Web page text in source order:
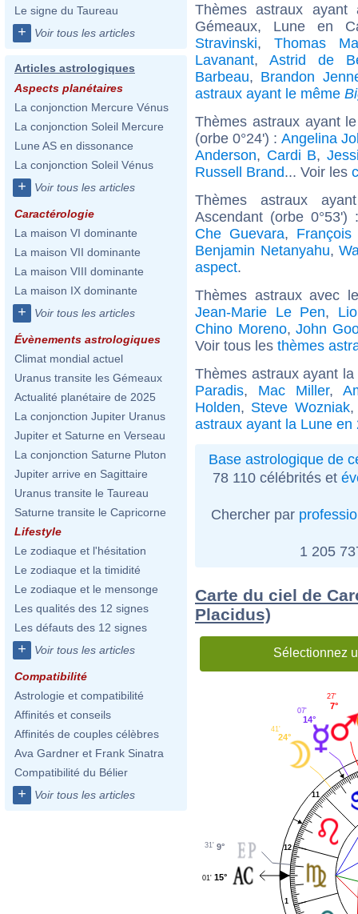
Le signe du Taureau
+ Voir tous les articles
Articles astrologiques
Aspects planétaires
La conjonction Mercure Vénus
La conjonction Soleil Mercure
Lune AS en dissonance
La conjonction Soleil Vénus
+ Voir tous les articles
Caractérologie
La maison VI dominante
La maison VII dominante
La maison VIII dominante
La maison IX dominante
+ Voir tous les articles
Évènements astrologiques
Climat mondial actuel
Uranus transite les Gémeaux
Actualité planétaire de 2025
La conjonction Jupiter Uranus
Jupiter et Saturne en Verseau
La conjonction Saturne Pluton
Jupiter arrive en Sagittaire
Uranus transite le Taureau
Saturne transite le Capricorne
Lifestyle
Le zodiaque et l'hésitation
Le zodiaque et la timidité
Le zodiaque et le mensonge
Les qualités des 12 signes
Les défauts des 12 signes
+ Voir tous les articles
Compatibilité
Astrologie et compatibilité
Affinités et conseils
Affinités de couples célèbres
Ava Gardner et Frank Sinatra
Compatibilité du Bélier
+ Voir tous les articles
Thèmes astraux
Gémeaux, Lune en
Stravinski,Thomas
Lavanant, Astrid de
Barbeau, Brandon
astraux ayant le même
Thèmes astraux ayant
(orbe 0°24') : Angelina
Anderson, Cardi B,
Russell Brand... Voir les
Thèmes astraux
Ascendant (orbe
Che Guevara, François
Benjamin Netanyahu,
aspect.
Thèmes astraux avec
Jean-Marie Le Pen,
Chino Moreno,John
Voir tous les thèmes
Thèmes astraux ayant
Paradis, Mac Miller,
Holden, Steve Wozniak
astraux ayant la Lune en
Base astrologique de
78 110 célébrités et
Chercher par
1 205
Carte du ciel de
Placidus)
Sélectionnez
1
11
12
7°
27'
14°
07'
24°
41'
9°
31'
15°
01'